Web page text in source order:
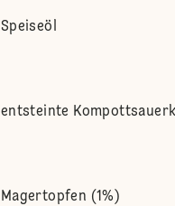
Speiseöl
entsteinte
Magertopfen (1%)